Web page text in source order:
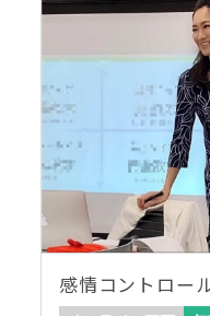
感情コントロー